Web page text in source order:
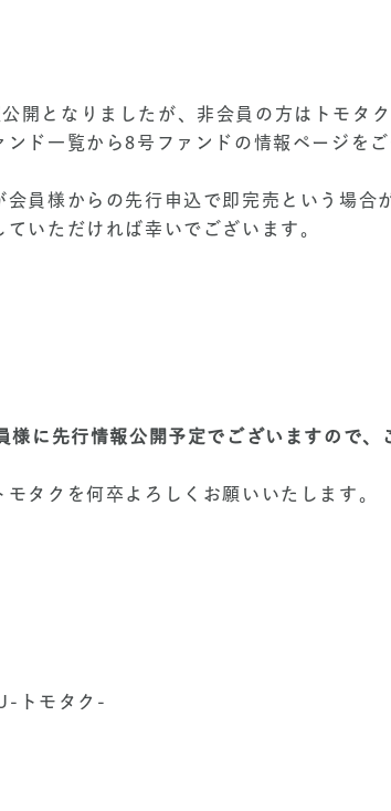
開となりましたが、非会員の方はトモタ
ド一覧から8号ファンドの情報ページを
員様からの先行申込で即完売という場合
いただければ幸いでございます。
様に先行情報公開予定でございますので、
タクを何卒よろしくお願いいたします。
トモタク-